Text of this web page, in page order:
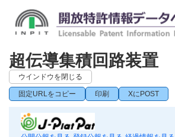
超伝導集積回路装置
ウインドウを閉じる
固定URLをコピー 印刷 XにPOST